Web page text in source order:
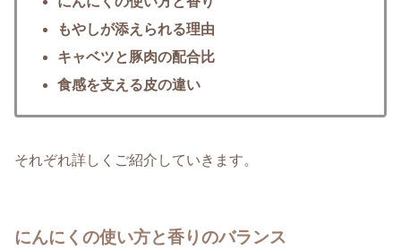
もやしが添えられる理由
キャベツと豚肉の配合比
食感を支える皮の違い
それぞれ詳しくご紹介していきます。
にんにくの使い方と香りのバランス